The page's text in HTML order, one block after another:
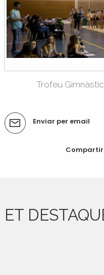
Trofeu
Accions
del
Enviar per email
Compartir
ET